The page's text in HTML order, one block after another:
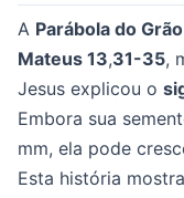
A Parábola do
Mateus 13,31-35,
Jesus explicou o
Embora sua
mm, ela pode
Esta história